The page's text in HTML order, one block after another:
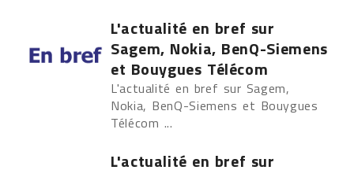
L'actualité en bref sur
Sagem, Nokia, BenQ-Siemens
et Bouygues Télécom
L'actualité en bref sur Sagem,
Nokia, BenQ-Siemens et Bouygues
Télécom ...
L'actualité en bref sur